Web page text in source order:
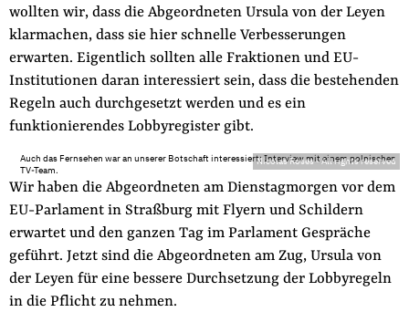
wollten wir, dass die Abgeordneten Ursula von der Leyen
klarmachen, dass sie hier schnelle Verbesserungen
erwarten. Eigentlich sollten alle Fraktionen und EU-
Institutionen daran interessiert sein, dass die bestehenden
Regeln auch durchgesetzt werden und es ein
funktionierendes Lobbyregister gibt.
Nicolas Roses-All rights reserved
Auch das Fernsehen war an unserer Botschaft interessiert: Interview mit einem polnischen
TV-Team.
Wir haben die Abgeordneten am Dienstagmorgen vor dem
EU-Parlament in Straßburg mit Flyern und Schildern
erwartet und den ganzen Tag im Parlament Gespräche
geführt. Jetzt sind die Abgeordneten am Zug, Ursula von
der Leyen für eine bessere Durchsetzung der Lobbyregeln
in die Pflicht zu nehmen.